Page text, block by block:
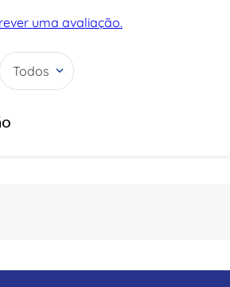
uma avaliação.
Todos